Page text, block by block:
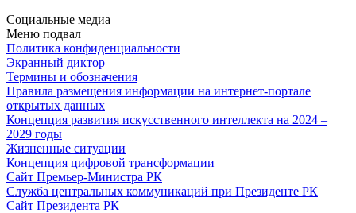
Социальные медиа
Меню подвал
Политика конфиденциальности
Экранный диктор
Термины и обозначения
Правила размещения информации на интернет-портале
открытых данных
Концепция развития искусственного интеллекта на 2024 –
2029 годы
Жизненные ситуации
Концепция цифровой трансформации
Сайт Премьер-Министра РК
Служба центральных коммуникаций при Президенте РК
Сайт Президента РК